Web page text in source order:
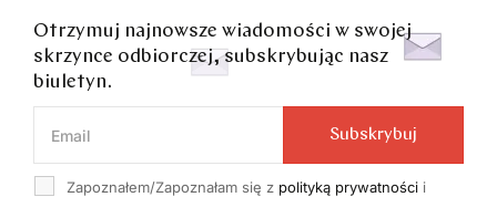
Otrzymuj najnowsze wiadomości w swojej
skrzynce odbiorczej, subskrybując nasz
biuletyn.
Zapoznałem/Zapoznałam się z polityką prywatności i
Subskrybuj